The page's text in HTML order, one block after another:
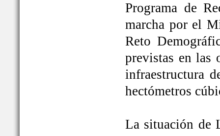
Programa de
marcha por el
Reto
previstas en las
infraestructura
hectómetros
La situación de